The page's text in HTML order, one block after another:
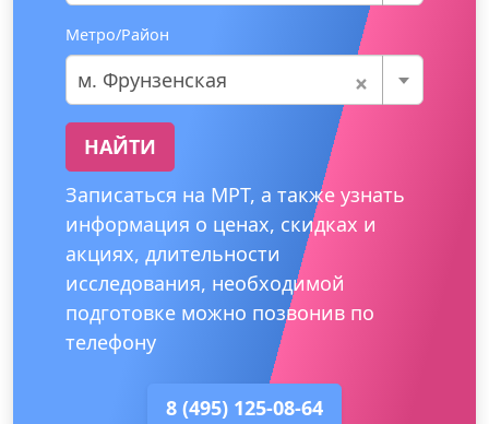
Метро/Район
×
м. Фрунзенская
НАЙТИ
Записаться на МРТ, а также узнать
информация о ценах, скидках и
акциях, длительности
исследования, необходимой
подготовке можно позвонив по
телефону
8 (495) 125-08-64